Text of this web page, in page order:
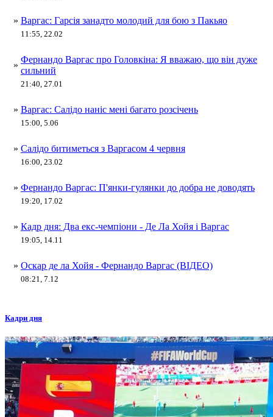
» Варгас: Гарсія занадто молодий для бою з Пакьяо
11:55, 22.02
»
Фернандо Варгас про Головкіна: Я вважаю, що він дуже
сильний
21:40, 27.01
» Варгас: Салідо наніс мені багато розсічень
15:00, 5.06
» Салідо битиметься з Варгасом 4 червня
16:00, 23.02
» Фернандо Варгас: П'янки-гулянки до добра не доводять
19:20, 17.02
» Кадр дня: Два екс-чемпіони - Де Ла Хойя і Варгас
19:05, 14.11
» Оскар де ла Хойя - Фернандо Варгас (ВІДЕО)
08:21, 7.12
Кадри дня